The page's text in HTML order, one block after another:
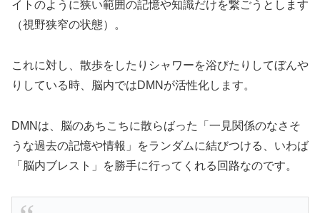
イトのように狭い範囲の記憶や知識だけを繋ごうとします
（視野狭窄の状態）。
これに対し、散歩をしたりシャワーを浴びたりしてぼんや
りしている時、脳内ではDMNが活性化します。
DMNは、脳のあちこちに散らばった「一見関係のなさそ
うな過去の記憶や情報」をランダムに結びつける、いわば
「脳内ブレスト」を勝手に行ってくれる回路なのです。